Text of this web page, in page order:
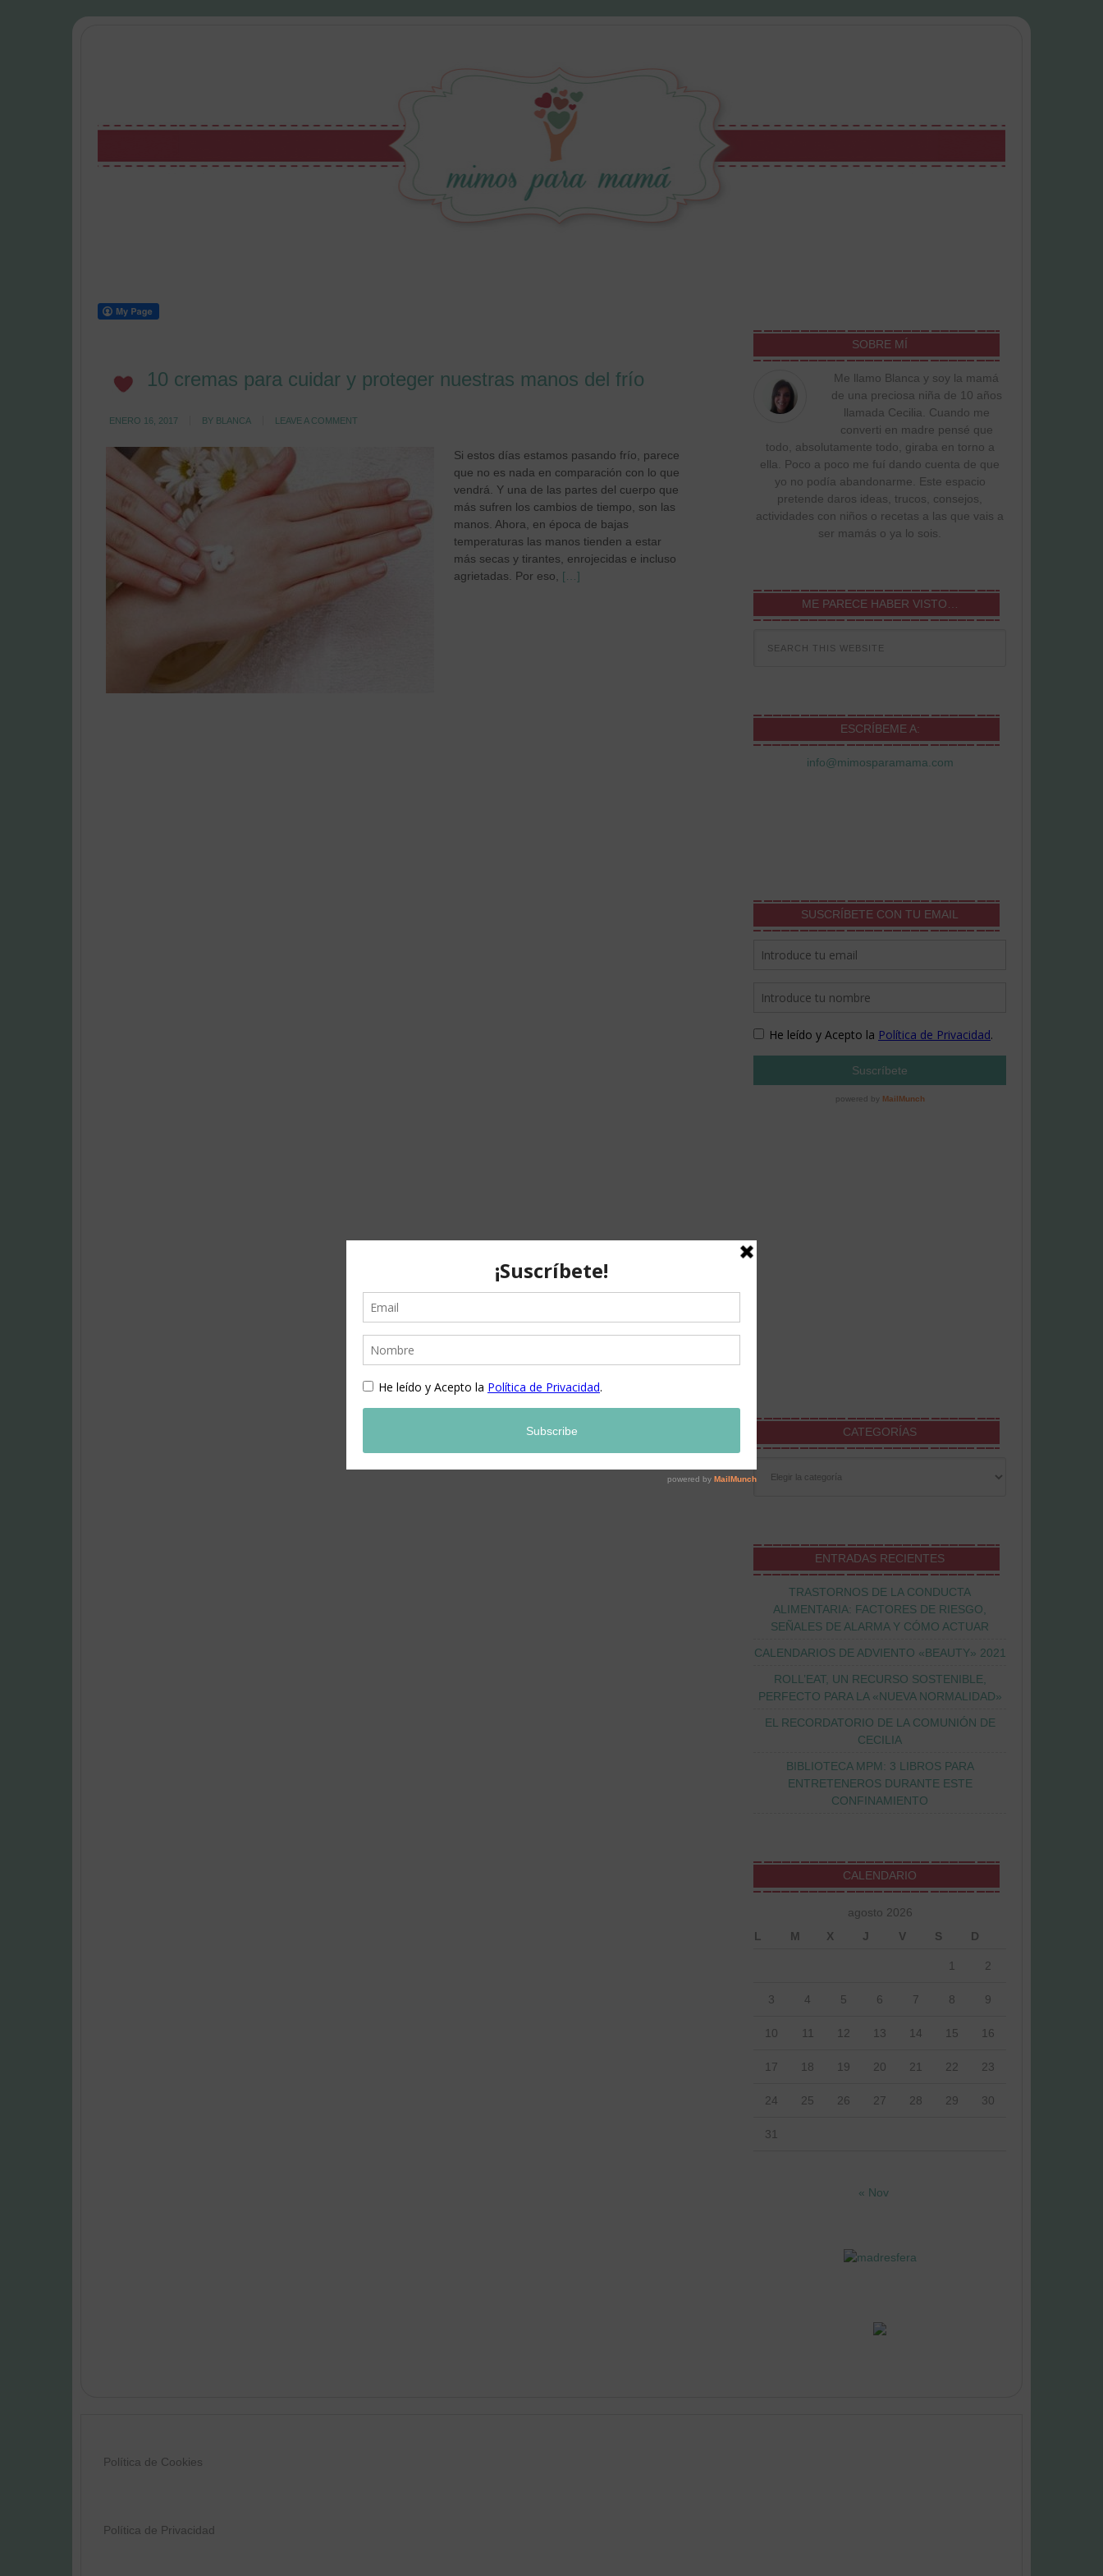
10 cremas para cuidar y proteger nuestras manos del frío
ENERO 16, 2017 BY BLANCA LEAVE A COMMENT
Si estos días estamos pasando frío, parece
que no es nada en comparación con lo que
vendrá. Y una de las partes del cuerpo que
más sufren los cambios de tiempo, son las
manos. Ahora, en época de bajas
temperaturas las manos tienden a estar
más secas y tirantes, enrojecidas e incluso
agrietadas. Por eso,
[…]
SOBRE MÍ
Me llamo Blanca y soy la mamá
de una preciosa niña de 10 años
llamada Cecilia. Cuando me
converti en madre pensé que
todo, absolutamente todo, giraba en torno a
ella. Poco a poco me fuí dando cuenta de que
yo no podía abandonarme. Este espacio
pretende daros ideas, trucos, consejos,
actividades con niños o recetas a las que vais a
ser mamás o ya lo sois.
ME PARECE HABER VISTO…
ESCRÍBEME A:
info@mimosparamama.com
SUSCRÍBETE CON TU EMAIL
CATEGORÍAS
ENTRADAS RECIENTES
TRASTORNOS DE LA CONDUCTA
ALIMENTARIA: FACTORES DE RIESGO,
SEÑALES DE ALARMA Y CÓMO ACTUAR
CALENDARIOS DE ADVIENTO «BEAUTY» 2021
ROLL’EAT, UN RECURSO SOSTENIBLE,
PERFECTO PARA LA «NUEVA NORMALIDAD»
EL RECORDATORIO DE LA COMUNIÓN DE
CECILIA
BIBLIOTECA MPM: 3 LIBROS PARA
ENTRETENEROS DURANTE ESTE
CONFINAMIENTO
CALENDARIO
agosto 2026
L
M X J V S D
1 2
3 4 5 6 7 8 9
10 11 12 13 14 15 16
17 18 19 20 21 22 23
24 25 26 27 28 29 30
31
« Nov
Política de Cookies
Política de Privacidad